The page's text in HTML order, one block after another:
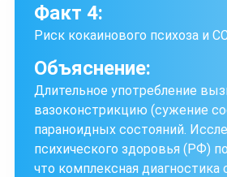
Факт 4:
Риск кокаинового психоза и
Объяснение:
Длительное употребление
вазоконстрикцию (сужение
параноидных состояний.
психического здоровья (РФ)
что комплексная диагностика